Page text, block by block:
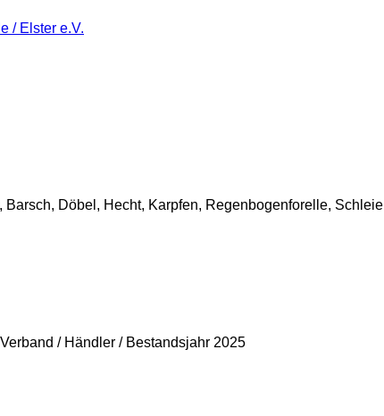
/ Elster e.V.
Döbel, Hecht, Karpfen, Regenbogenforelle, Schleie
/ Händler / Bestandsjahr 2025